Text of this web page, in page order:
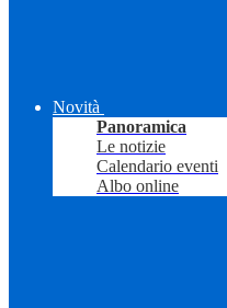
Novità
Panoramica
Le notizie
Calendario eventi
Albo online